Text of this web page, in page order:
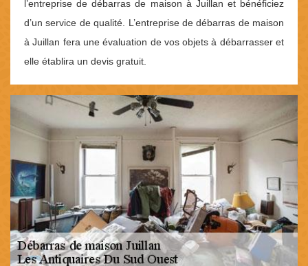
l’entreprise de débarras de maison à Juillan et bénéficiez
d’un service de qualité. L’entreprise de débarras de maison
à Juillan fera une évaluation de vos objets à débarrasser et
elle établira un devis gratuit.